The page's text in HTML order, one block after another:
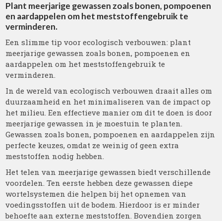
Plant meerjarige gewassen zoals bonen, pompoenen
en aardappelen om het meststoffengebruik te
verminderen.
Een slimme tip voor ecologisch verbouwen: plant
meerjarige gewassen zoals bonen, pompoenen en
aardappelen om het meststoffengebruik te
verminderen.
In de wereld van ecologisch verbouwen draait alles om
duurzaamheid en het minimaliseren van de impact op
het milieu. Een effectieve manier om dit te doen is door
meerjarige gewassen in je moestuin te planten.
Gewassen zoals bonen, pompoenen en aardappelen zijn
perfecte keuzes, omdat ze weinig of geen extra
meststoffen nodig hebben.
Het telen van meerjarige gewassen biedt verschillende
voordelen. Ten eerste hebben deze gewassen diepe
wortelsystemen die helpen bij het opnemen van
voedingsstoffen uit de bodem. Hierdoor is er minder
behoefte aan externe meststoffen. Bovendien zorgen